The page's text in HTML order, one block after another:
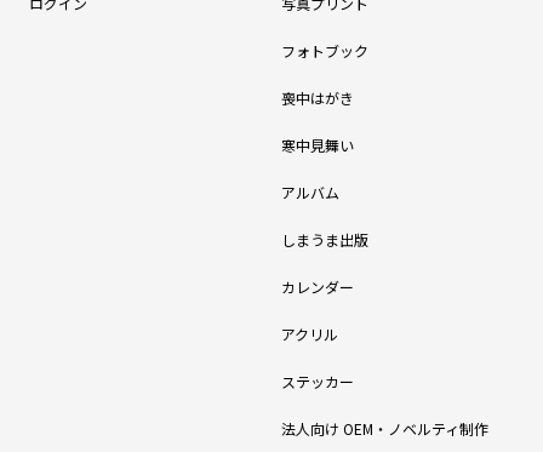
フォトブック
喪中はがき
寒中見舞い
アルバム
しまうま出版
カレンダー
アクリル
ステッカー
法人向け OEM・ノベルティ制作